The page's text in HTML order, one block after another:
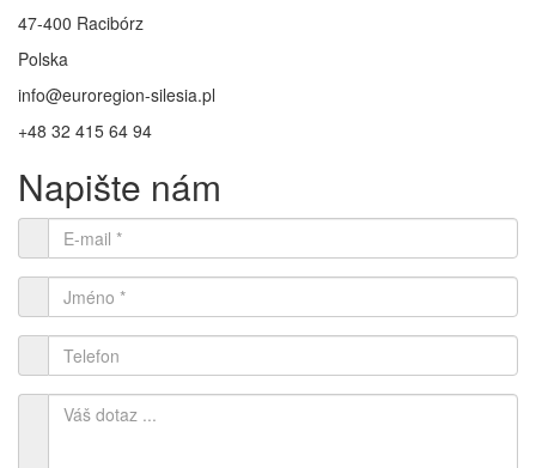
47-400 Racibórz
Polska
info@euroregion-silesia.pl
+48 32 415 64 94
Napište nám